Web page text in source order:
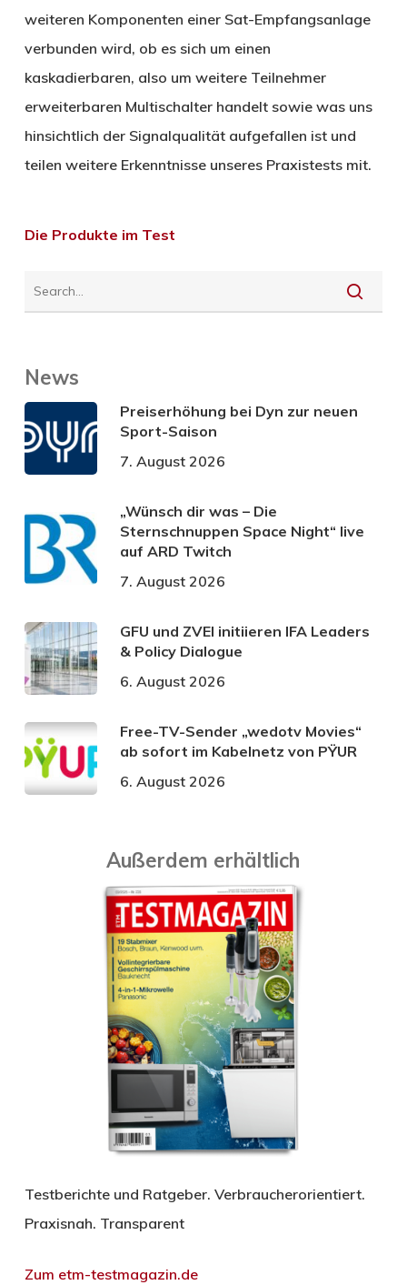
weiteren Komponenten einer Sat-Empfangsanlage
verbunden wird, ob es sich um einen
kaskadierbaren, also um weitere Teilnehmer
erweiterbaren Multischalter handelt sowie was uns
hinsichtlich der Signalqualität aufgefallen ist und
teilen weitere Erkenntnisse unseres Praxistests mit.
Die Produkte im Test
News
Preiserhöhung bei Dyn zur neuen
Sport-Saison
7. August 2026
„Wünsch dir was – Die
Sternschnuppen Space Night“ live
auf ARD Twitch
7. August 2026
GFU und ZVEI initiieren IFA Leaders
& Policy Dialogue
6. August 2026
Free-TV-Sender „wedotv Movies“
ab sofort im Kabelnetz von PŸUR
6. August 2026
Außerdem erhältlich
Testberichte und Ratgeber. Verbraucherorientiert.
Praxisnah. Transparent
Zum etm-testmagazin.de